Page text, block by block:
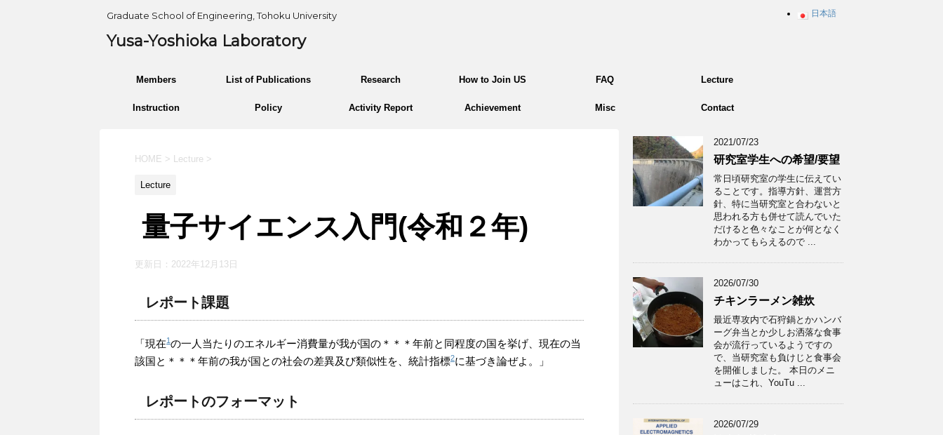
Graduate School of Engineering, Tohoku University
Yusa-Yoshioka Laboratory
日本語
Members List of Publications Research How to Join US FAQ Lecture
Instruction Policy Activity Report Achievement Misc Contact
HOME > Lecture >
Lecture
量子サイエンス入門(令和２年)
更新日： 2022年12月13日
レポート課題
「現在1 の一人当たりのエネルギー消費量が我が国の＊＊＊年前と同程度の国を挙げ、現在の当
該国と＊＊＊年前の我が国との社会の差異及び類似性を、統計指標2に基づき論ぜよ。」
レポートのフォーマット
2021/07/23
研究室学生への希望/要望
常日頃研究室の学生に伝えてい
ることです。指導方針、運営方
針、特に当研究室と合わないと
思われる方も併せて読んでいた
だけると色々なことが何となく
わかってもらえるので ...
2026/07/30
チキンラーメン雑炊
最近専攻内で石狩鍋とかハンバ
ーグ弁当とか少しお洒落な食事
会が流行っているようですの
で、当研究室も負けじと食事会
を開催しました。 本日のメニ
ューはこれ、YouTu ...
2026/07/29